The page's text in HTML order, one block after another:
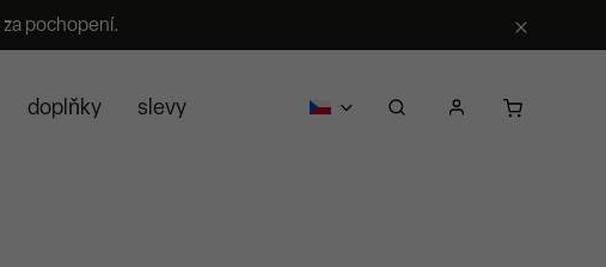
pochopení.
doplňky slevy o nás prodejci